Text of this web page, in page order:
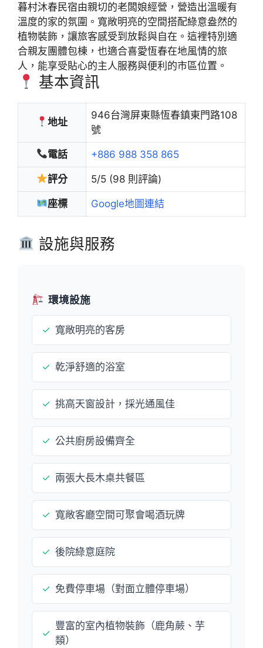
暮村沐春民宿由親切的老闆娘經營，營造出溫暖有
溫度的家的氛圍。寬敞明亮的空間搭配綠意盎然的
植物裝飾，讓旅客感受到放鬆與自在。這裡特別適
合親友團體包棟，也適合喜愛恆春在地風情的旅
人，能享受貼心的主人服務與便利的市區位置。
基本資訊
地址
946台灣屏東縣恆春鎮東門路108
號
電話 +886 988 358 865
評分 5/5 (98 則評論)
座標 Google地圖連結
設施與服務
環境設施
✓ 寬敞明亮的客房
✓ 乾淨舒適的浴室
✓ 挑高天窗設計，採光通風佳
✓ 公共廚房設備齊全
✓ 兩張大長木桌共餐區
✓ 寬敞客廳空間可聚會喝酒玩牌
✓ 後院綠意庭院
✓ 免費停車場（對面立體停車場）
✓
豐富的室內植物裝飾（鹿角蕨、芋
類）